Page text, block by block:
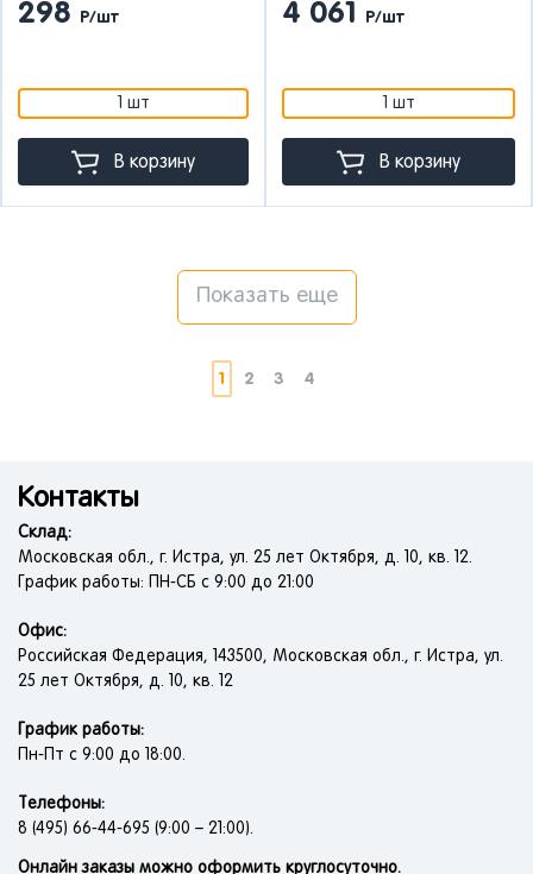
298 Р/шт
1 шт
В корзину
4 061 Р/шт
1 шт
В корзину
Показать еще
1 2 3 4
Контакты
Склад:
Московская обл., г. Истра, ул. 25 лет Октября, д. 10, кв. 12.
График работы: ПН-СБ с 9:00 до 21:00
Офис:
Российская Федерация, 143500, Московская обл., г. Истра, ул.
25 лет Октября, д. 10, кв. 12
График работы:
Пн-Пт с 9:00 до 18:00.
Телефоны:
8 (495) 66-44-695 (9:00 – 21:00).
Онлайн заказы можно оформить круглосуточно.